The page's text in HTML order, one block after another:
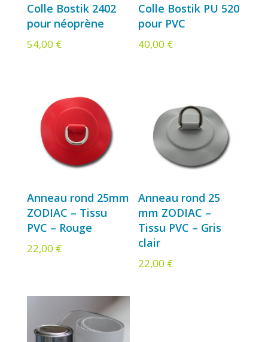
Colle Bostik 2402
pour néoprène
54,00 €
Colle Bostik PU 520
pour PVC
40,00 €
Anneau rond 25mm
ZODIAC – Tissu
PVC – Rouge
22,00 €
Anneau rond 25
mm ZODIAC –
Tissu PVC – Gris
clair
22,00 €